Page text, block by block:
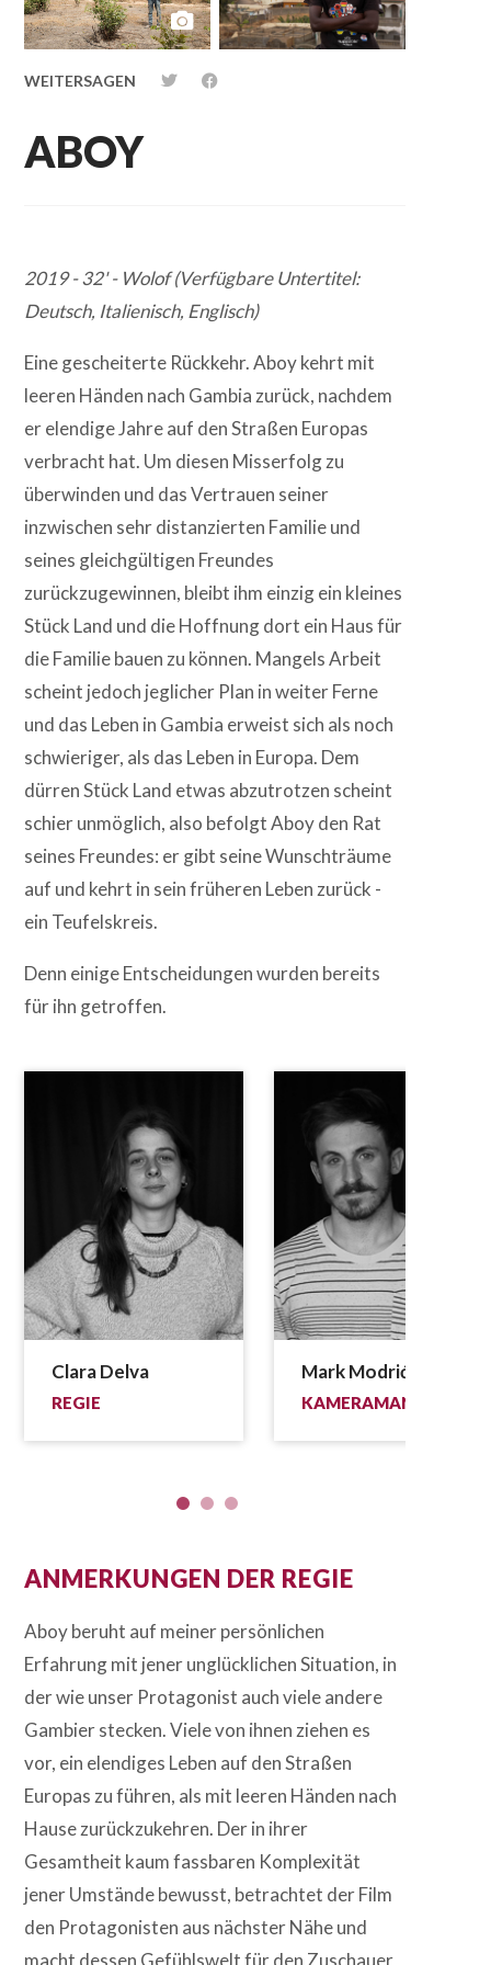
55
seconds
WEITERSAGEN
ABOY
2019 - 32' - Wolof (Verfügbare Untertitel:
Deutsch, Italienisch, Englisch)
Eine gescheiterte Rückkehr. Aboy kehrt mit
leeren Händen nach Gambia zurück, nachdem
er elendige Jahre auf den Straßen Europas
verbracht hat. Um diesen Misserfolg zu
überwinden und das Vertrauen seiner
inzwischen sehr distanzierten Familie und
seines gleichgültigen Freundes
zurückzugewinnen, bleibt ihm einzig ein kleines
Stück Land und die Hoffnung dort ein Haus für
die Familie bauen zu können. Mangels Arbeit
scheint jedoch jeglicher Plan in weiter Ferne
und das Leben in Gambia erweist sich als noch
schwieriger, als das Leben in Europa. Dem
dürren Stück Land etwas abzutrotzen scheint
schier unmöglich, also befolgt Aboy den Rat
seines Freundes: er gibt seine Wunschträume
auf und kehrt in sein früheren Leben zurück -
ein Teufelskreis.
Denn einige Entscheidungen wurden bereits
für ihn getroffen.
Clara Delva
REGIE
Mark Modrić
KAMERAMANN
ANMERKUNGEN DER REGIE
Aboy beruht auf meiner persönlichen
Erfahrung mit jener unglücklichen Situation, in
der wie unser Protagonist auch viele andere
Gambier stecken. Viele von ihnen ziehen es
vor, ein elendiges Leben auf den Straßen
Europas zu führen, als mit leeren Händen nach
Hause zurückzukehren. Der in ihrer
Gesamtheit kaum fassbaren Komplexität
jener Umstände bewusst, betrachtet der Film
den Protagonisten aus nächster Nähe und
macht dessen Gefühlswelt für den Zuschauer